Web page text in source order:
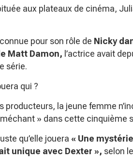
aux plateaux de cinéma,
pour son rôle de Nicky
Matt Damon, l’actrice avait
série.
qui ?
producteurs, la jeune femme
» dans cette cinquième
qu’elle jouera « Une
unique avec Dexter », selon